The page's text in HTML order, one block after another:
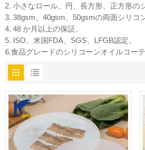
2. 小さなロール、円、長方形、正方形の
3. 38gsm、40gsm、50gsmの両面シリコ
4. 48 か月以上の保証。
5. ISO、米国FDA、SGS、LFGB認定。
6.食品グレードのシリコーンオイルコー